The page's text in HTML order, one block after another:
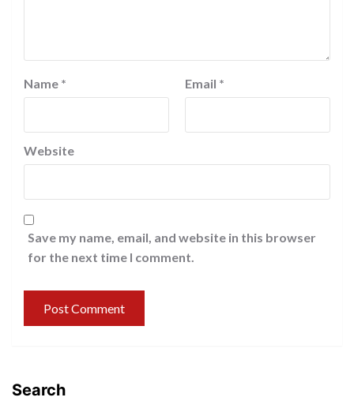
Name * Email *
Website
Save my name, email, and website in this browser
for the next time I comment.
Search